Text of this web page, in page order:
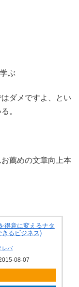
ぶ
ダメですよ、とい
。
薦めの文章向上本
意に変えるナタ
きるビジネス)
レバ
08-07